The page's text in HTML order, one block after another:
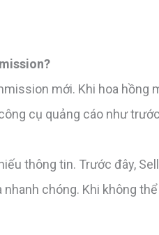
mới. Khi hoa hồng
cụ quảng cáo như
thông tin. Trước đây,
chóng. Khi không